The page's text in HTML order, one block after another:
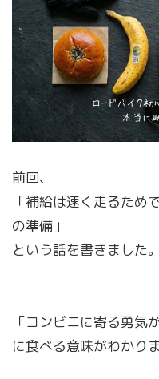
前回、
「補給は速く走るため
の準備」
という話を書きました。
「コンビニに寄る勇気
に食べる意味がわかり